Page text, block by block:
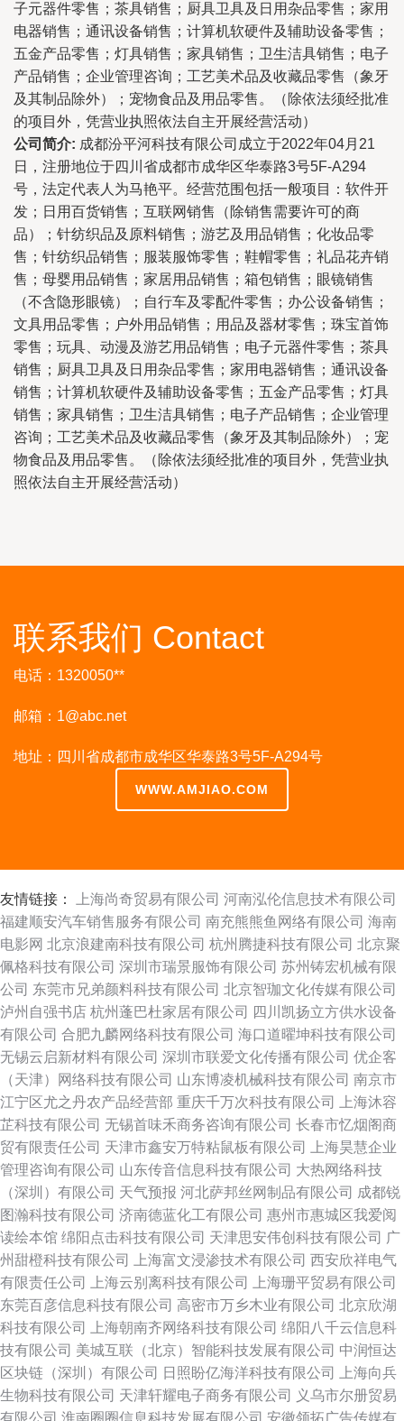
子元器件零售；茶具销售；厨具卫具及日用杂品零售；家用
电器销售；通讯设备销售；计算机软硬件及辅助设备零售；
五金产品零售；灯具销售；家具销售；卫生洁具销售；电子
产品销售；企业管理咨询；工艺美术品及收藏品零售（象牙
及其制品除外）；宠物食品及用品零售。（除依法须经批准
的项目外，凭营业执照依法自主开展经营活动）
公司简介: 成都汾平河科技有限公司成立于2022年04月21
日，注册地位于四川省成都市成华区华泰路3号5F-A294
号，法定代表人为马艳平。经营范围包括一般项目：软件开
发；日用百货销售；互联网销售（除销售需要许可的商
品）；针纺织品及原料销售；游艺及用品销售；化妆品零
售；针纺织品销售；服装服饰零售；鞋帽零售；礼品花卉销
售；母婴用品销售；家居用品销售；箱包销售；眼镜销售
（不含隐形眼镜）；自行车及零配件零售；办公设备销售；
文具用品零售；户外用品销售；用品及器材零售；珠宝首饰
零售；玩具、动漫及游艺用品销售；电子元器件零售；茶具
销售；厨具卫具及日用杂品零售；家用电器销售；通讯设备
销售；计算机软硬件及辅助设备零售；五金产品零售；灯具
销售；家具销售；卫生洁具销售；电子产品销售；企业管理
咨询；工艺美术品及收藏品零售（象牙及其制品除外）；宠
物食品及用品零售。（除依法须经批准的项目外，凭营业执
照依法自主开展经营活动）
联系我们 Contact
电话：1320050**
邮箱： 1@abc.net
地址：四川省成都市成华区华泰路3号5F-A294号
WWW.AMJIAO.COM
友情链接： 上海尚奇贸易有限公司 河南泓伦信息技术有限公司
福建顺安汽车销售服务有限公司 南充熊熊鱼网络有限公司 海南
电影网 北京浪建南科技有限公司 杭州腾捷科技有限公司 北京聚
佩格科技有限公司 深圳市瑞景服饰有限公司 苏州铸宏机械有限
公司 东莞市兄弟颜料科技有限公司 北京智珈文化传媒有限公司
泸州自强书店 杭州蓬巴杜家居有限公司
四川凯扬立方供水设备
有限公司 合肥九麟网络科技有限公司 海口道曜坤科技有限公司
无锡云启新材料有限公司 深圳市联爱文化传播有限公司 优企客
（天津）网络科技有限公司 山东博凌机械科技有限公司 南京市
江宁区尤之丹农产品经营部 重庆千万次科技有限公司
上海沐容
芷科技有限公司 无锡首味禾商务咨询有限公司 长春市忆烟阁商
贸有限责任公司 天津市鑫安万特粘鼠板有限公司
上海昊慧企业
管理咨询有限公司 山东传音信息科技有限公司 大热网络科技
（深圳）有限公司 天气预报 河北萨邦丝网制品有限公司 成都锐
图瀚科技有限公司 济南德蓝化工有限公司 惠州市惠城区我爱阅
读绘本馆 绵阳点击科技有限公司 天津思安伟创科技有限公司 广
州甜橙科技有限公司
上海富文浸渗技术有限公司 西安欣祥电气
有限责任公司
上海云别离科技有限公司
上海珊平贸易有限公司
东莞百彦信息科技有限公司 高密市万乡木业有限公司 北京欣湖
科技有限公司
上海朝南齐网络科技有限公司 绵阳八千云信息科
技有限公司 美城互联（北京）智能科技发展有限公司 中润恒达
区块链（深圳）有限公司
日照盼亿海洋科技有限公司
上海向兵
生物科技有限公司 天津轩耀电子商务有限公司
义乌市尔册贸易
有限公司 淮南圈圈信息科技发展有限公司 安徽领拓广告传媒有